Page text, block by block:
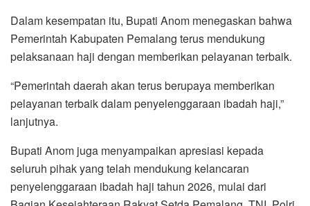
Dalam kesempatan itu, Bupati Anom menegaskan bahwa
Pemerintah Kabupaten Pemalang terus mendukung
pelaksanaan haji dengan memberikan pelayanan terbaik.
“Pemerintah daerah akan terus berupaya memberikan
pelayanan terbaik dalam penyelenggaraan ibadah haji,”
lanjutnya.
Bupati Anom juga menyampaikan apresiasi kepada
seluruh pihak yang telah mendukung kelancaran
penyelenggaraan ibadah haji tahun 2026, mulai dari